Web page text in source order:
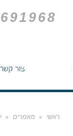
צור קשר
ראשי » מאמרים »